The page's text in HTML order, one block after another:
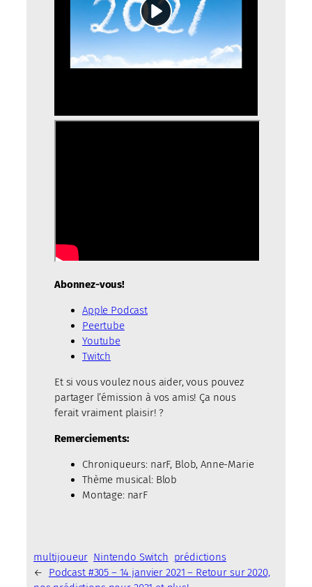
Abonnez-vous!
Apple Podcast
Peertube
Youtube
Twitch
Et si vous voulez nous aider, vous pouvez
partager l’émission à vos amis! Ça nous
ferait vraiment plaisir! ?
Remerciements:
Chroniqueurs: narF, Blob, Anne-Marie
Thème musical: Blob
Montage: narF
multijoueur Nintendo Switch prédictions
←
Podcast #305 – 14 janvier 2021 – Retour sur 2020,